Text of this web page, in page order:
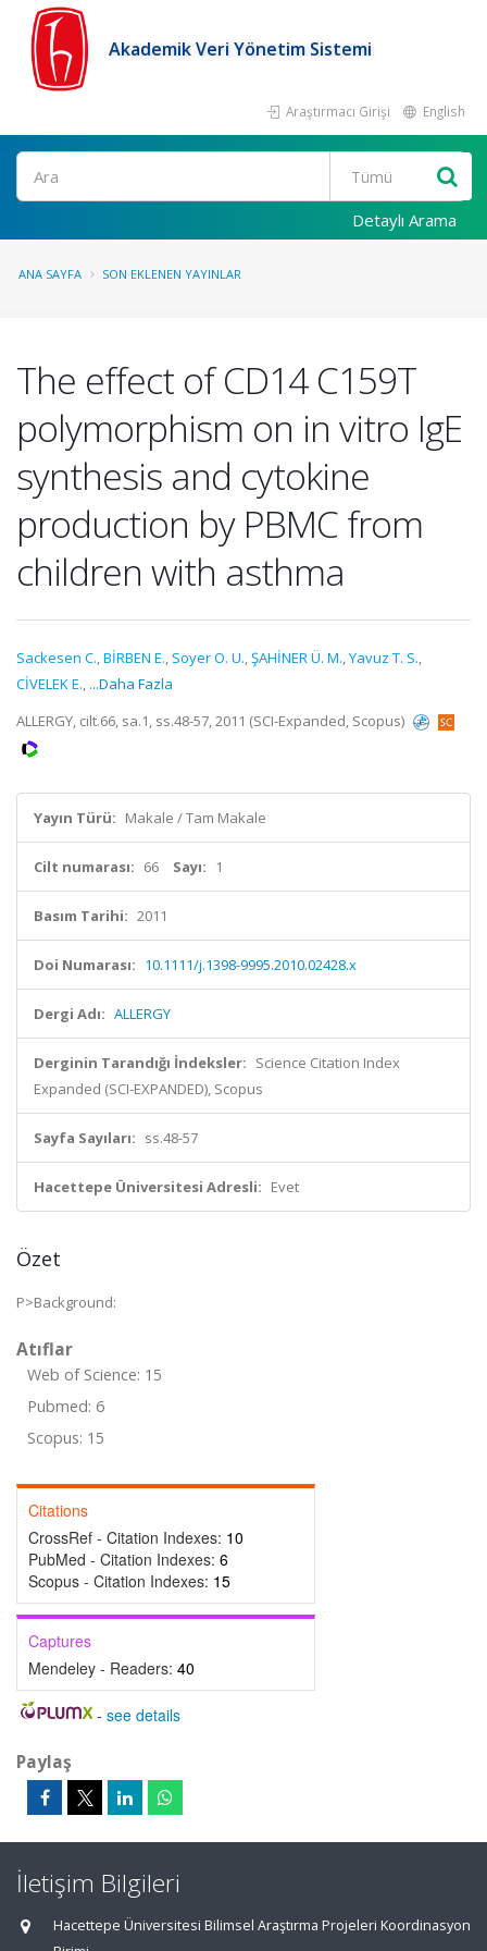
Akademik Veri Yönetim Sistemi
Araştırmacı Girişi English
Ara
Detaylı Arama
ANA SAYFA SON EKLENEN YAYINLAR
The effect of CD14 C159T
polymorphism on in vitro IgE
synthesis and cytokine
production by PBMC from
children with asthma
Sackesen C.,BİRBEN E., Soyer O. U.,ŞAHİNER Ü. M.,Yavuz T. S.,
CİVELEK E., ...Daha Fazla
ALLERGY, cilt.66, sa.1, ss.48-57, 2011 (SCI-Expanded, Scopus)
Yayın Türü: Makale / Tam Makale
Cilt numarası: 66 Sayı: 1
Basım Tarihi: 2011
Doi Numarası: 10.1111/j.1398-9995.2010.02428.x
Dergi Adı: ALLERGY
Derginin Tarandığı İndeksler: Science Citation Index
Expanded (SCI-EXPANDED), Scopus
Sayfa Sayıları: ss.48-57
Hacettepe Üniversitesi Adresli: Evet
Özet
P>Background:
Atıflar
Web of Science: 15
Pubmed: 6
Scopus: 15
Citations
CrossRef - Citation Indexes: 10
PubMed - Citation Indexes: 6
Scopus - Citation Indexes: 15
Captures
Mendeley - Readers: 40
- see details
Paylaş
İletişim Bilgileri
Hacettepe Üniversitesi Bilimsel Araştırma Projeleri Koordinasyon